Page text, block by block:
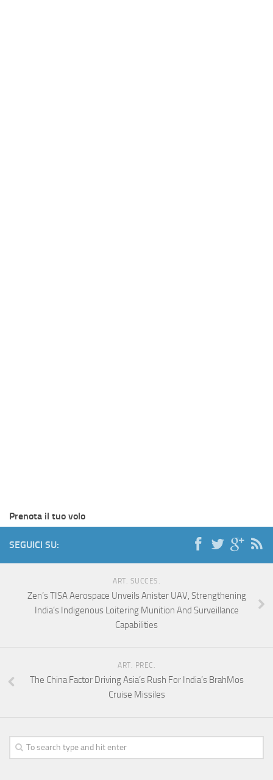
Prenota il tuo volo
SEGUICI SU:
ART. SUCCES.
Zen’s TISA Aerospace Unveils Anister UAV, Strengthening
India’s Indigenous Loitering Munition And Surveillance
Capabilities
ART. PREC.
The China Factor Driving Asia’s Rush For India’s BrahMos
Cruise Missiles